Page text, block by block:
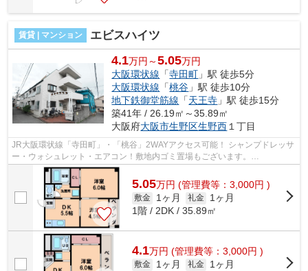
賃貸 | マンション エビスハイツ
4.1万円～5.05万円
大阪環状線 「寺田町 」駅 徒歩5分
大阪環状線 「桃谷 」駅 徒歩10分
地下鉄御堂筋線 「天王寺 」駅 徒歩15分
築41年 / 26.19㎡～35.89㎡
大阪府大阪市生野区生野西 １丁目
JR大阪環状線「寺田町」・「桃谷」2WAYアクセス可能！ シャンプドレッサ
ー・ウォシュレット・エアコン！敷地内ゴミ置場もございます。
■□■□■□■□■□■□■□■□■□■□■□■□■□■□■□■□■□■□■□■□ ご...
5.05万円 (管理費等：3,000円 )
敷金 1ヶ月 礼金
1ヶ月
1階 / 2DK / 35.89㎡
4.1万円 (管理費等：3,000円 )
敷金 1ヶ月 礼金
1ヶ月